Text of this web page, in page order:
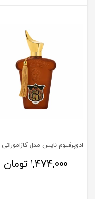
1,474,000 تومان